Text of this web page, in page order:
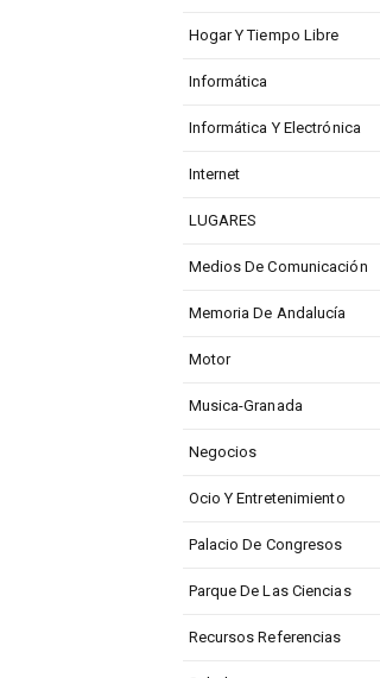
Hogar Y Tiempo Libre
Informática
Informática Y Electrónica
Internet
LUGARES
Medios De Comunicación
Memoria De Andalucía
Motor
Musica-Granada
Negocios
Ocio Y Entretenimiento
Palacio De Congresos
Parque De Las Ciencias
Recursos Referencias